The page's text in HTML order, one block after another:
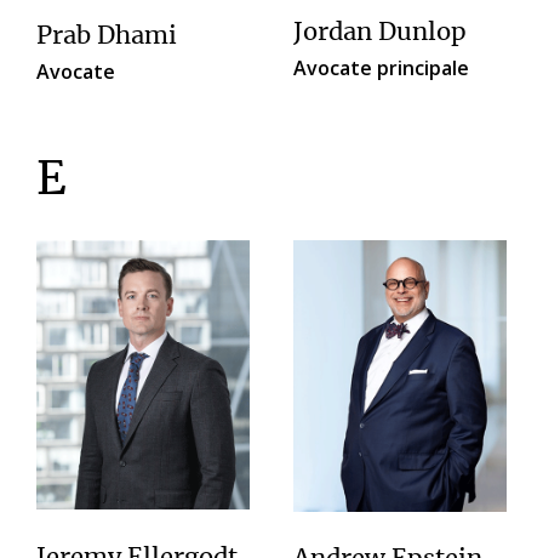
Prab Dhami
Avocate
Jordan Dunlop
Avocate principale
E